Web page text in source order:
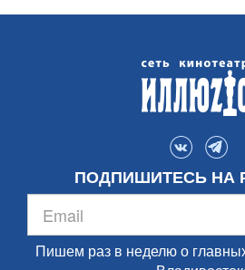
ПОДПИШИТЕСЬ НА
Пишем раз в неделю о